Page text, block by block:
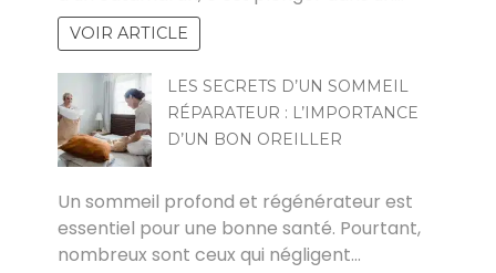
VOIR ARTICLE
LES SECRETS D’UN SOMMEIL
RÉPARATEUR : L’IMPORTANCE
D’UN BON OREILLER
Un sommeil profond et régénérateur est
essentiel pour une bonne santé. Pourtant,
nombreux sont ceux qui négligent…